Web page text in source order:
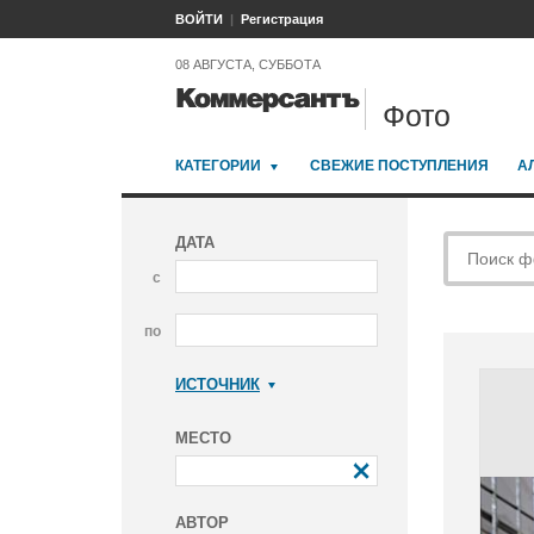
ВОЙТИ Регистрация
08 АВГУСТА, СУББОТА
Фото
КАТЕГОРИИ СВЕЖИЕ ПОСТУПЛЕНИЯ
ДАТА
с
по
ИСТОЧНИК
МЕСТО
АВТОР